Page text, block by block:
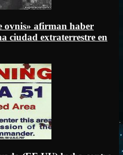
ovnis» afirman haber
ciudad extraterrestre en